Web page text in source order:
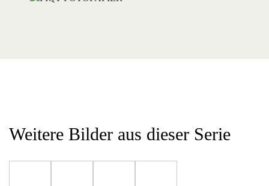
Weitere Bilder aus dieser Serie